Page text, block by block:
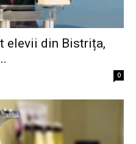
elevii din Bistrița,
0